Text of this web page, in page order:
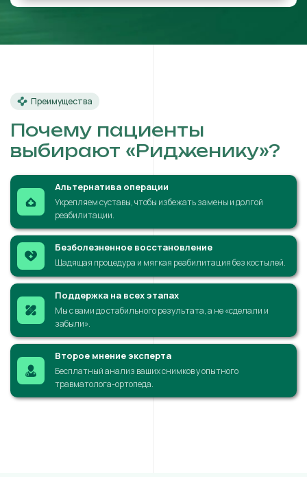
Преимущества
Почему пациенты
выбирают «Ридженику»?
Альтернатива операции
Укрепляем суставы, чтобы избежать замены и долгой
реабилитации.
Безболезненное восстановление
Щадящая процедура и мягкая реабилитация без костылей.
Поддержка на всех этапах
Мы с вами до стабильного результата, а не «сделали и
забыли».
Второе мнение эксперта
Бесплатный анализ ваших снимков у опытного
травматолога-ортопеда.